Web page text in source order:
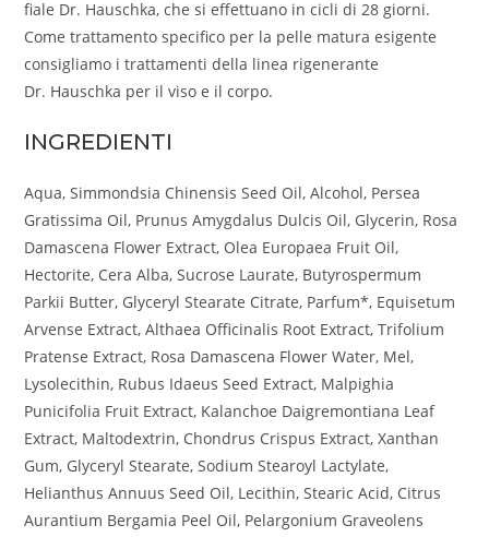
fiale Dr. Hauschka, che si effettuano in cicli di 28 giorni.
Come trattamento specifico per la pelle matura esigente
consigliamo i trattamenti della linea rigenerante
Dr. Hauschka per il viso e il corpo.
INGREDIENTI
Aqua, Simmondsia Chinensis Seed Oil, Alcohol, Persea
Gratissima Oil, Prunus Amygdalus Dulcis Oil, Glycerin, Rosa
Damascena Flower Extract, Olea Europaea Fruit Oil,
Hectorite, Cera Alba, Sucrose Laurate, Butyrospermum
Parkii Butter, Glyceryl Stearate Citrate, Parfum*, Equisetum
Arvense Extract, Althaea Officinalis Root Extract, Trifolium
Pratense Extract, Rosa Damascena Flower Water, Mel,
Lysolecithin, Rubus Idaeus Seed Extract, Malpighia
Punicifolia Fruit Extract, Kalanchoe Daigremontiana Leaf
Extract, Maltodextrin, Chondrus Crispus Extract, Xanthan
Gum, Glyceryl Stearate, Sodium Stearoyl Lactylate,
Helianthus Annuus Seed Oil, Lecithin, Stearic Acid, Citrus
Aurantium Bergamia Peel Oil, Pelargonium Graveolens